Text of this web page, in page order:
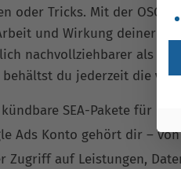
oder Tricks. Mit der OSG
und Wirkung deiner
nachvollziehbarer als bei
behältst du jederzeit die
SEA-Pakete für
Ads Konto gehört dir –
Zugriff auf Leistungen,